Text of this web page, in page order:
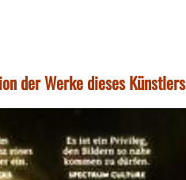
der Werke dieses Künstlers